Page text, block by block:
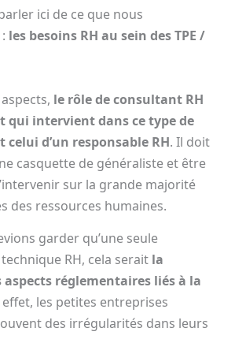
ici de ce que nous
les besoins RH au sein des TPE /
le rôle de consultant RH
qui intervient dans ce type de
d’un responsable RH. Il doit
casquette de généraliste et être
sur la grande majorité
des ressources humaines.
garder qu’une seule
RH, cela serait la
réglementaires liés à la
effet, les petites entreprises
des irrégularités dans leurs